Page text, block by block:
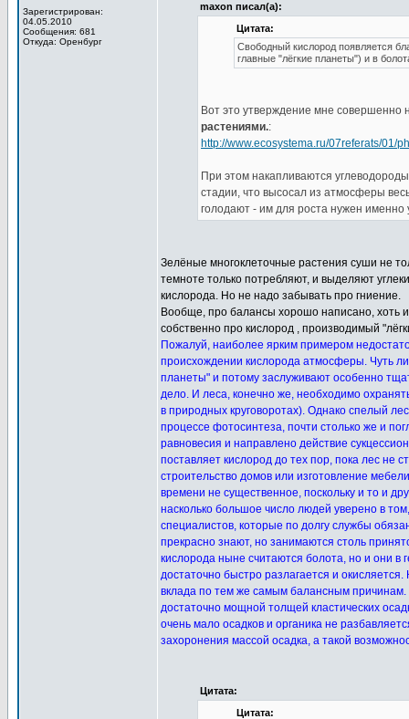
Зарегистрирован:
04.05.2010
Сообщения: 681
Откуда: Оренбург
maxon писал(а):
Цитата:
Свободный кислород появляется
главные "лёгкие планеты") и в
Вот это утверждение мне совершенно
растениями.:
http://www.ecosystema.ru/07referats/01/
При этом накапливаются
стадии, что высосал из атмосферы
голодают - им для роста нужен именно
Зелёные многоклеточные растения суши не
темноте только потребляют, и выделяют
кислорода. Но не надо забывать про гниение.
Вообще, про балансы хорошо написано, хоть
собственно про кислород , производимый
Пожалуй, наиболее ярким примером
происхождении кислорода атмосферы. Чуть
планеты" и потому заслуживают особенно
дело. И леса, конечно же, необходимо
в природных круговоротах). Однако спелый
процессе фотосинтеза, почти столько же и
равновесия и направлено действие
поставляет кислород до тех пор, пока лес не
строительство домов или изготовление
времени не существенное, поскольку и то и
насколько большое число людей уверено в
специалистов, которые по долгу службы
прекрасно знают, но занимаются столь
кислорода ныне считаются болота, но и они
достаточно быстро разлагается и
вклада по тем же самым балансным причинам.
достаточно мощной толщей кластических
очень мало осадков и органика не
захоронения массой осадка, а такой
Цитата:
Цитата: